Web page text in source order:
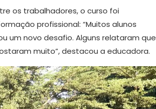
os trabalhadores, o curso foi
profissional: “Muitos alunos
um novo desafio. Alguns relataram que
muito”, destacou a educadora.